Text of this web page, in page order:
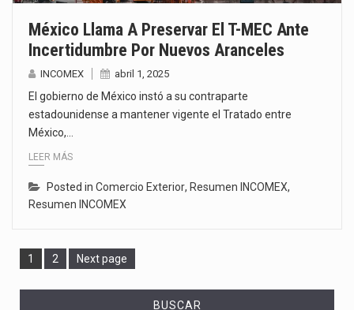
México Llama A Preservar El T-MEC Ante
Incertidumbre Por Nuevos Aranceles
INCOMEX abril 1, 2025
El gobierno de México instó a su contraparte
estadounidense a mantener vigente el Tratado entre
México,…
LEER MÁS
Posted in Comercio Exterior, Resumen INCOMEX,
Resumen INCOMEX
Page
1 Page
2 Next page
BUSCAR